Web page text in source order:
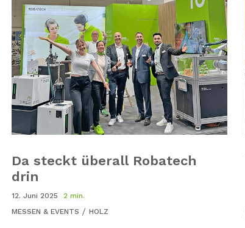
Da steckt überall Robatech
drin
12. Juni 2025
2 min.
MESSEN & EVENTS
HOLZ